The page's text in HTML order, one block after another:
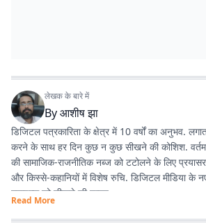
लेखक के बारे में
Byआशीष झा
डिजिटल पत्रकारिता के क्षेत्र में 10 वर्षों का अनुभव.
करने के साथ हर दिन कुछ न कुछ सीखने की कोशिश.
की सामाजिक-राजनीतिक नब्ज को टटोलने के लिए
और किस्से-कहानियों में विशेष रुचि. डिजिटल मीडिया के
स्टाइल्स को सीखने की चाहत.
Read More